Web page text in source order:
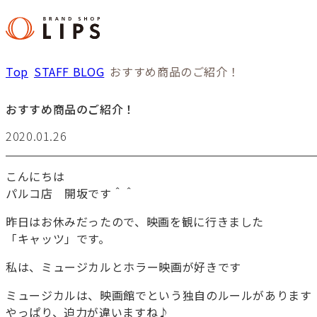
Top STAFF BLOG おすすめ商品のご紹介！
おすすめ商品のご紹介！
2020.01.26
こんにちは
パルコ店 開坂です＾＾
昨日はお休みだったので、映画を観に行きました
「キャッツ」です。
私は、ミュージカルとホラー映画が好きです
ミュージカルは、映画館でという独自のルールがあります
やっぱり、迫力が違いますね♪